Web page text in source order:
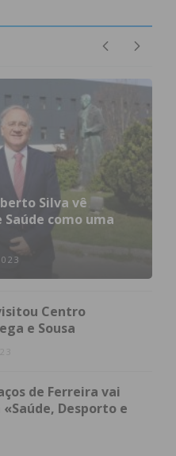
Silva vê
Saúde como uma
Centro
e Sousa
de Ferreira vai
Desporto e